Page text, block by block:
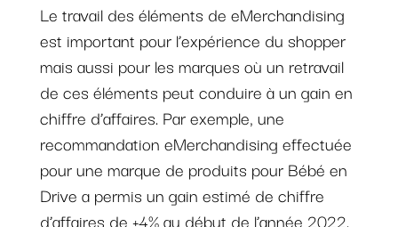
Le travail des éléments de eMerchandising
est important pour l’expérience du shopper
mais aussi pour les marques où un retravail
de ces éléments peut conduire à un gain en
chiffre d’affaires. Par exemple, une
recommandation eMerchandising effectuée
pour une marque de produits pour Bébé en
Drive a permis un gain estimé de chiffre
d’affaires de +4% au début de l’année 2022.